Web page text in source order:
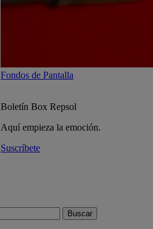
Fondos de Pantalla
Boletín Box Repsol
Aquí empieza la emoción.
Suscríbete